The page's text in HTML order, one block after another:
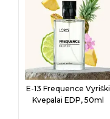
E-13 Frequence Vyriški
Kvepalai EDP, 50ml